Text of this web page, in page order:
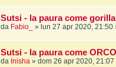
Sutsi - la paura come gorilla
da Fabio_ » lun 27 apr 2020, 21:50
Sutsi - la paura come
da Inisha » dom 26 apr 2020, 21:07